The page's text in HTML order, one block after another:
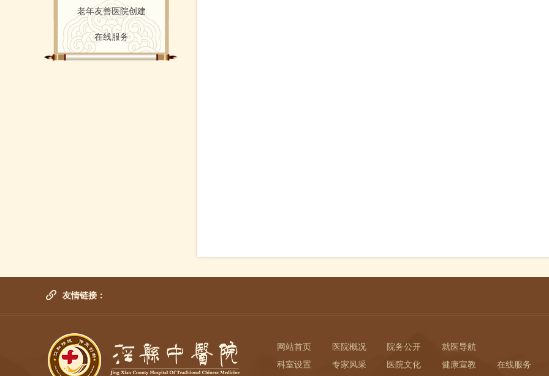
老年友善医院创建
在线服务
科室设置 专家风采 医院文化 健康宣教 在线服务
友情链接：
网站首页 医院概况 院务公开 就医导航